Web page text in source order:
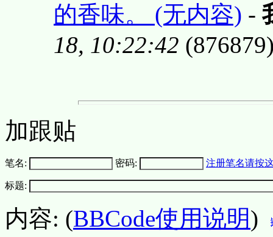
的香味。 (无内容) -
18, 10:22:42
加跟贴
笔名: 密码: 注册笔名请按
标题:
内容: (BBCode使用说明)